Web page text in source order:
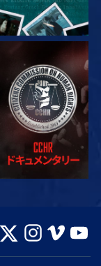
観る
シリーズを探求